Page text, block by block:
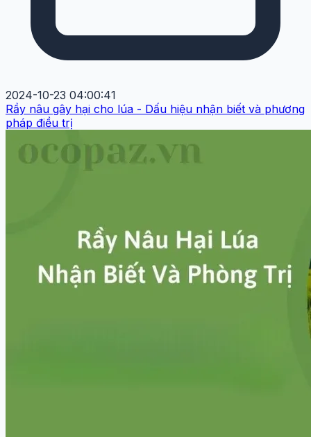
2024-10-23 04:00:41
Rầy nâu gây hại cho lúa - Dấu hiệu nhận biết và phương
pháp điều trị